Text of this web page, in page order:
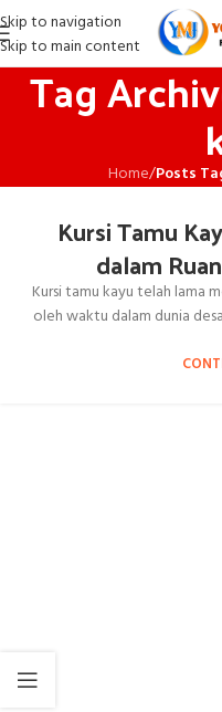
Skip to navigation
Skip to main content
Tag
Home/Posts
Kursi Tamu
dalam
Kursi tamu kayu telah lama
oleh waktu dalam dunia